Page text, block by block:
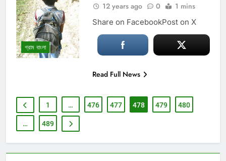
গ্রাম বাংলা
12 years ago 0 1 mins
Share on FacebookPost on X
Read Full News
1 … 476 477 478 479 480
… 489